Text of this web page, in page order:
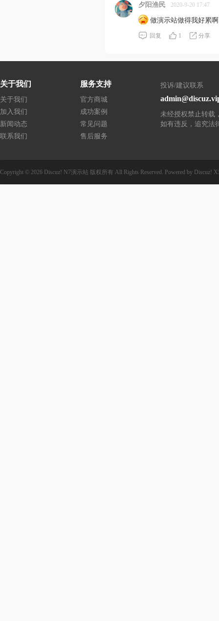
夕阳渔民 2020-9-20 17:47
做演示站做得我好累
回复 1 分享
关于我们
关于我们
加入我们
新闻动态
联系我们
服务支持
官方商城
成功案例
常见问题
售后服务
投诉/建议联系
未经授权禁止转载
如有违反，追究法
Copyright © 2026 Discuz! N7演示站 版权所有 All Rights Reserved. Powered by Discuz!